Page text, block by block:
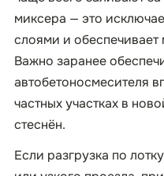
миксера — это
слоями и обеспечивает
Важно заранее
автобетоносмесителя
частных участках в
стеснён.
Если разгрузка по